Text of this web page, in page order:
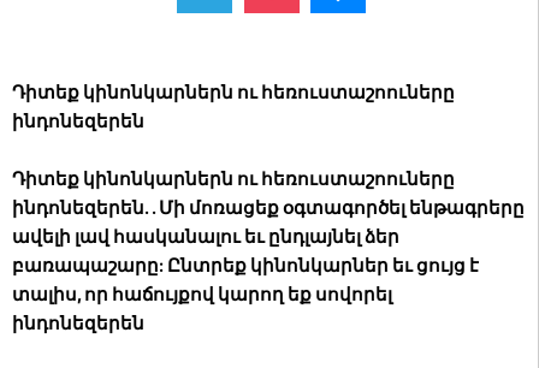
Դիտեք կինոնկարներն ու հեռուստաշոուները
ինդոնեզերեն
Դիտեք կինոնկարներն ու հեռուստաշոուները
ինդոնեզերեն. . Մի մոռացեք օգտագործել ենթագրերը
ավելի լավ հասկանալու եւ ընդլայնել ձեր
բառապաշարը: Ընտրեք կինոնկարներ եւ ցույց է
տալիս, որ հաճույքով կարող եք սովորել
ինդոնեզերեն